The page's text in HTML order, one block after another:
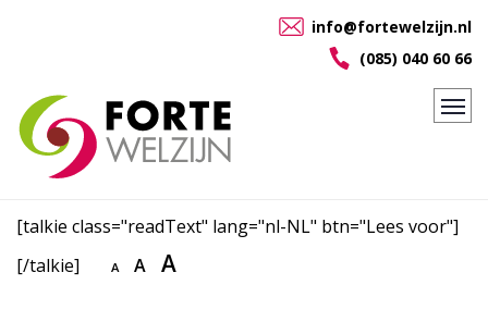
info@fortewelzijn.nl
(085) 040 60 66
[talkie class="readText" lang="nl-NL" btn="Lees voor"]
[/talkie]
A A A